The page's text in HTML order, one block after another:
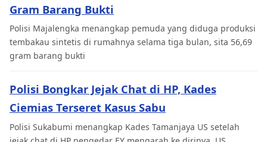
Gram Barang Bukti
Polisi Majalengka menangkap pemuda yang diduga produksi
tembakau sintetis di rumahnya selama tiga bulan, sita 56,69
gram barang bukti
Polisi Bongkar Jejak Chat di HP, Kades
Ciemias Terseret Kasus Sabu
Polisi Sukabumi menangkap Kades Tamanjaya US setelah